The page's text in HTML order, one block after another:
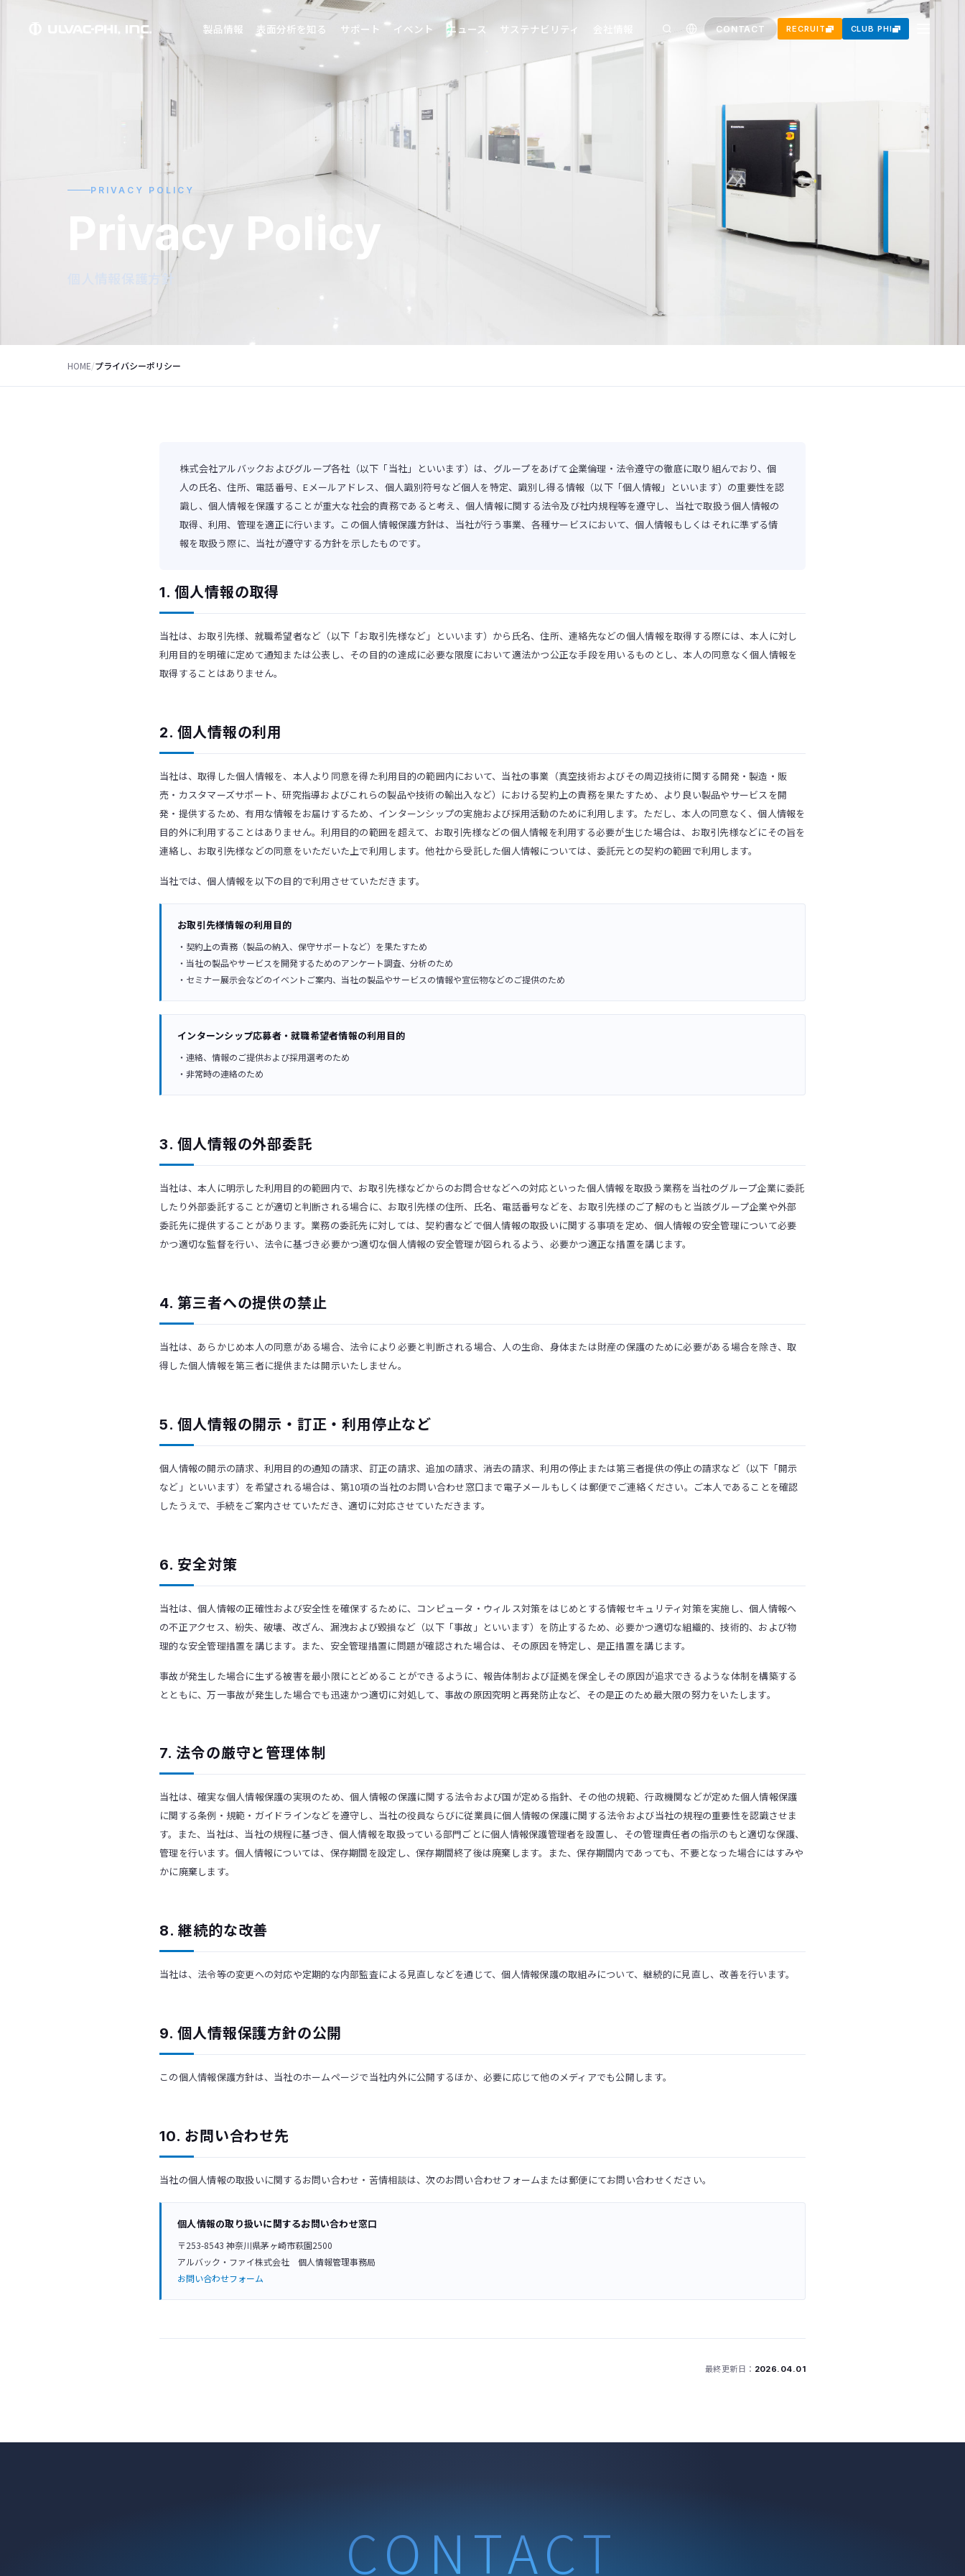
製品情報 表面分析を知る サポート イベント ニュース サステナビリティ CONTACT RECRUIT CLUB PHI
PRIVACY POLICY
Privacy Policy
個人情報保護方針
HOME/プライバシーポリシー
株式会社アルバックおよびグループ各社（以下「当社」といいます）は、グループをあげて企業倫理・法令遵守の徹底に取り組んでおり、個
人の氏名、住所、電話番号、Eメールアドレス、個人識別符号など個人を特定、識別し得る情報（以下「個人情報」といいます）の重要性を認
識し、個人情報を保護することが重大な社会的責務であると考え、個人情報に関する法令及び社内規程等を遵守し、当社で取扱う個人情報の
取得、利用、管理を適正に行います。この個人情報保護方針は、当社が行う事業、各種サービスにおいて、個人情報もしくはそれに準ずる情
報を取扱う際に、当社が遵守する方針を示したものです。
1. 個人情報の取得
当社は、お取引先様、就職希望者など（以下「お取引先様など」といいます）から氏名、住所、連絡先などの個人情報を取得する際には、本人に対し
利用目的を明確に定めて通知または公表し、その目的の達成に必要な限度において適法かつ公正な手段を用いるものとし、本人の同意なく個人情報を
取得することはありません。
2. 個人情報の利用
当社は、取得した個人情報を、本人より同意を得た利用目的の範囲内において、当社の事業（真空技術およびその周辺技術に関する開発・製造・販
売・カスタマーズサポート、研究指導およびこれらの製品や技術の輸出入など）における契約上の責務を果たすため、より良い製品やサービスを開
発・提供するため、有用な情報をお届けするため、インターンシップの実施および採用活動のために利用します。ただし、本人の同意なく、個人情報を
目的外に利用することはありません。利用目的の範囲を超えて、お取引先様などの個人情報を利用する必要が生じた場合は、お取引先様などにその旨を
連絡し、お取引先様などの同意をいただいた上で利用します。他社から受託した個人情報については、委託元との契約の範囲で利用します。
当社では、個人情報を以下の目的で利用させていただきます。
お取引先様情報の利用目的
・契約上の責務（製品の納入、保守サポートなど）を果たすため
・当社の製品やサービスを開発するためのアンケート調査、分析のため
・セミナー展示会などのイベントご案内、当社の製品やサービスの情報や宣伝物などのご提供のため
インターンシップ応募者・就職希望者情報の利用目的
・連絡、情報のご提供および採用選考のため
・非常時の連絡のため
3. 個人情報の外部委託
当社は、本人に明示した利用目的の範囲内で、お取引先様などからのお問合せなどへの対応といった個人情報を取扱う業務を当社のグループ企業に委託
したり外部委託することが適切と判断される場合に、お取引先様の住所、氏名、電話番号などを、お取引先様のご了解のもと当該グループ企業や外部
委託先に提供することがあります。業務の委託先に対しては、契約書などで個人情報の取扱いに関する事項を定め、個人情報の安全管理について必要
かつ適切な監督を行い、法令に基づき必要かつ適切な個人情報の安全管理が図られるよう、必要かつ適正な措置を講じます。
4. 第三者への提供の禁止
当社は、あらかじめ本人の同意がある場合、法令により必要と判断される場合、人の生命、身体または財産の保護のために必要がある場合を除き、取
得した個人情報を第三者に提供または開示いたしません。
5. 個人情報の開示・訂正・利用停止など
個人情報の開示の請求、利用目的の通知の請求、訂正の請求、追加の請求、消去の請求、利用の停止または第三者提供の停止の請求など（以下「開示
など」といいます）を希望される場合は、第10項の当社のお問い合わせ窓口まで電子メールもしくは郵便でご連絡ください。ご本人であることを確認
したうえで、手続をご案内させていただき、適切に対応させていただきます。
6. 安全対策
当社は、個人情報の正確性および安全性を確保するために、コンピュータ・ウィルス対策をはじめとする情報セキュリティ対策を実施し、個人情報へ
の不正アクセス、紛失、破壊、改ざん、漏洩および毀損など（以下「事故」といいます）を防止するため、必要かつ適切な組織的、技術的、および物
理的な安全管理措置を講じます。また、安全管理措置に問題が確認された場合は、その原因を特定し、是正措置を講じます。
事故が発生した場合に生ずる被害を最小限にとどめることができるように、報告体制および証拠を保全しその原因が追求できるような体制を構築する
とともに、万一事故が発生した場合でも迅速かつ適切に対処して、事故の原因究明と再発防止など、その是正のため最大限の努力をいたします。
7. 法令の厳守と管理体制
当社は、確実な個人情報保護の実現のため、個人情報の保護に関する法令および国が定める指針、その他の規範、行政機関などが定めた個人情報保護
に関する条例・規範・ガイドラインなどを遵守し、当社の役員ならびに従業員に個人情報の保護に関する法令および当社の規程の重要性を認識させま
す。また、当社は、当社の規程に基づき、個人情報を取扱っている部門ごとに個人情報保護管理者を設置し、その管理責任者の指示のもと適切な保護、
管理を行います。個人情報については、保存期間を設定し、保存期間終了後は廃棄します。また、保存期間内であっても、不要となった場合にはすみや
かに廃棄します。
8. 継続的な改善
当社は、法令等の変更への対応や定期的な内部監査による見直しなどを通じて、個人情報保護の取組みについて、継続的に見直し、改善を行います。
9. 個人情報保護方針の公開
この個人情報保護方針は、当社のホームページで当社内外に公開するほか、必要に応じて他のメディアでも公開します。
10. お問い合わせ先
当社の個人情報の取扱いに関するお問い合わせ・苦情相談は、次のお問い合わせフォームまたは郵便にてお問い合わせください。
個人情報の取り扱いに関するお問い合わせ窓口
〒253-8543 神奈川県茅ヶ崎市萩園2500
アルバック・ファイ株式会社 個人情報管理事務局
お問い合わせフォーム
最終更新日： 2026.04.01
CONTACT